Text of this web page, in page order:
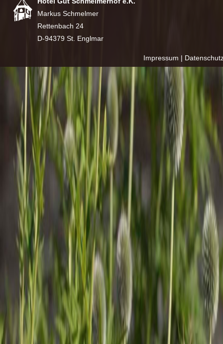
Markus Schmelmer
Rettenbach 24
D-94379 St. Englmar
Impressum |